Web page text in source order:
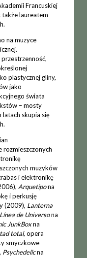
Francuskiej
także laureatem
na muzyce
przestrzenność,
plastycznej gliny,
jako
świata
– mosty
latach skupia się
rozmieszczonych
muzyków
i elektronikę
Arquetipona
i perkusję
(2009), Lanterna
Línea de Universona
Junk­Boxna
total, opera
smyczkowe
Psychedelicna